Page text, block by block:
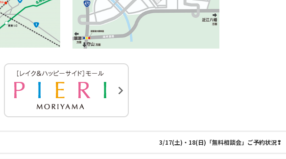
3/17(土)・18(日)「無料相談会」ご予約状況❢